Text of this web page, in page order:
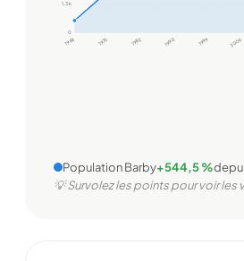
0
1,3 k
1968 1975 1982 1990 1999 2006
Population Barby+544,5 %
💡 Survolez les points pour voir les